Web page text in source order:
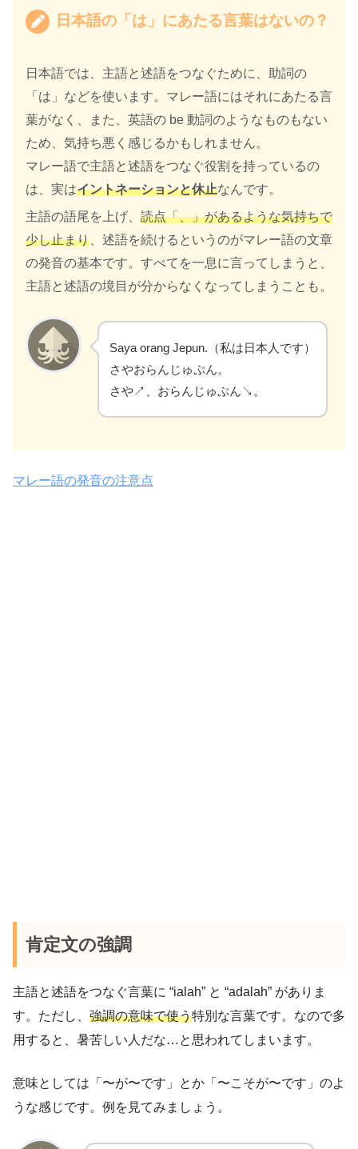
日本語の「は」にあたる言葉はないの？
日本語では、主語と述語をつなぐために、助詞の
「は」などを使います。マレー語にはそれにあたる言
葉がなく、また、英語の be 動詞のようなものもない
ため、気持ち悪く感じるかもしれません。
マレー語で主語と述語をつなぐ役割を持っているの
は、実はイントネーションと休止なんです。
主語の語尾を上げ、 読点「、」があるような気持ちで
少し止まり 、述語を続けるというのがマレー語の文章
の発音の基本です。すべてを一息に言ってしまうと、
主語と述語の境目が分からなくなってしまうことも。
Saya orang Jepun.（私は日本人です）
さやおらんじゅぷん。
さや↗、おらんじゅぷん↘。
マレー語の発音の注意点
肯定文の強調
主語と述語をつなぐ言葉に “ialah” と “adalah” がありま
す。ただし、 強調の意味で使う特別な言葉です。なので多
用すると、暑苦しい人だな…と思われてしまいます。
意味としては「〜が〜です」とか「〜こそが〜です」のよ
うな感じです。例を見てみましょう。